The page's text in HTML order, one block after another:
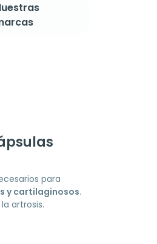
para
y cartilaginosos.
artrosis.